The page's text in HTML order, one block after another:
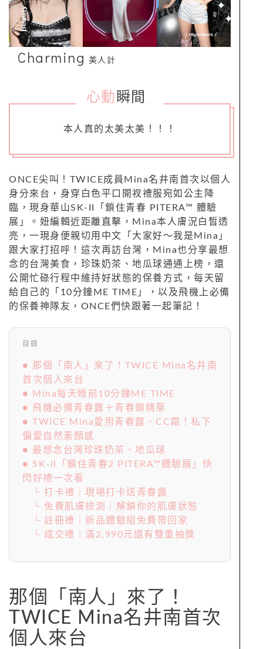
Charming 美人計
心動 瞬間
本人真的太美太美！！！
ONCE尖叫！TWICE成員Mina名井南首次以個人
身分來台，身穿白色平口開衩禮服宛如公主降
臨，現身華山SK-II「鎖住青春 PITERA™ 體驗
展」。妞編輯近距離直擊，Mina本人膚況白皙透
亮，一現身便親切用中文「大家好～我是Mina」
跟大家打招呼！這次再訪台灣，Mina也分享最想
念的台灣美食，珍珠奶茶、地瓜球通通上榜，還
公開忙碌行程中維持好狀態的保養方式，每天留
給自己的「10分鐘ME TIME」，以及飛機上必備
的保養神隊友，ONCE們快跟著一起筆記！
目錄
● 那個「南人」來了！TWICE Mina名井南
首次個人來台
● Mina每天睡前10分鐘ME TIME
● 飛機必備青春露＋青春鎖精華
● TWICE Mina愛用青春露、CC霜！私下
偏愛自然素顏感
● 最想念台灣珍珠奶茶、地瓜球
● SK-II「鎖住青春2 PITERA™體驗展」快
閃好禮一次看
└ 打卡禮｜現場打卡送青春露
└ 免費肌膚檢測｜解鎖你的肌膚狀態
└ 註冊禮｜新品體驗組免費帶回家
└ 成交禮｜滿2,990元還有雙重抽獎
那個「南人」來了！
TWICE Mina名井南首次
個人來台